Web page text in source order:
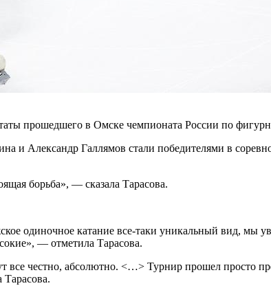
прошедшего в Омске чемпионата России по
и Александр Галлямов стали победителями в
борьба», — сказала Тарасова.
одиночное катание все-таки уникальный вид, мы
— отметила Тарасова.
все честно, абсолютно. <…> Турнир прошел просто